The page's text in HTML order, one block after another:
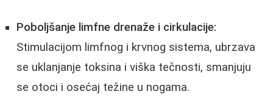
Poboljšanje limfne drenaže i cirkulacije:
Stimulacijom limfnog i krvnog sistema, ubrzava
se uklanjanje toksina i viška tečnosti, smanjuju
se otoci i osećaj težine u nogama.